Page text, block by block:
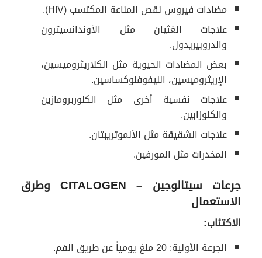
مضادات فيروس نقص المناعة المكتسب (HIV).
علاجات الغثيان مثل الأوندانسيترون
والدروبيريدول.
بعض المضادات الحيوية مثل الكلاريثروميسين،
الإريثروميسين، الليفوفلوكساسين.
علاجات نفسية أخرى مثل الكلوربرومازين
والكلوزابين.
علاجات الشقيقة مثل الألموتريبتان.
المخدرات مثل المورفين.
جرعات سيتالوجين – CITALOGEN وطرق
الاستعمال
الاكتئاب:
الجرعة الأولية: 20 ملغ يومياً عن طريق الفم.